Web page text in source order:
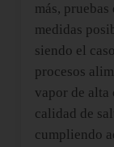
más,
medidas
siendo el
procesos
vapor de alta
calidad de
cumpliendo